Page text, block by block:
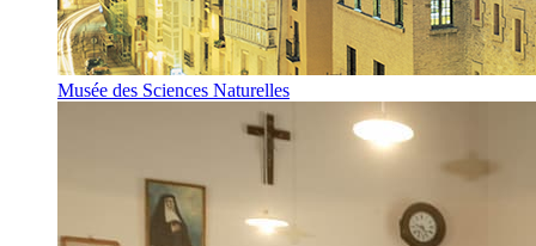
Musée des Sciences Naturelles